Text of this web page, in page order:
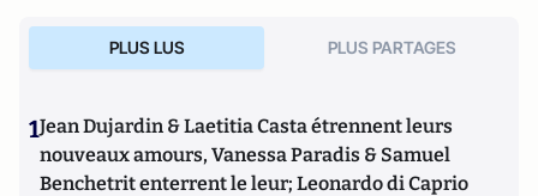
PLUS LUS PLUS PARTAGES
1Jean Dujardin & Laetitia Casta étrennent leurs
nouveaux amours, Vanessa Paradis & Samuel
Benchetrit enterrent le leur; Leonardo di Caprio